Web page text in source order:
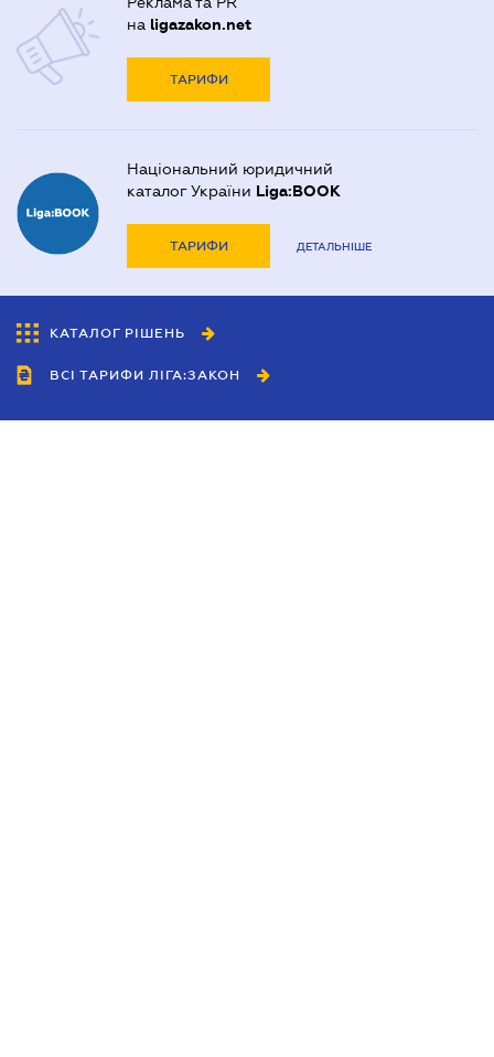
на ligazakon.net
ТАРИФИ
Національний юридичний
каталог України Liga:BOOK
ТАРИФИ ДЕТАЛЬНІШЕ
КАТАЛОГ РІШЕНЬ
ВСІ ТАРИФИ ЛІГА:ЗАКОН